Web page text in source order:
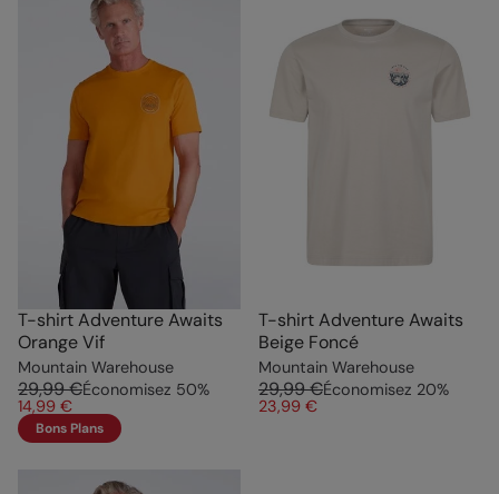
T-shirt Adventure Awaits
Orange Vif
Mountain Warehouse
29,99 €Économisez 50%
14,99 €
Bons Plans
T-shirt Adventure Awaits
Beige Foncé
Mountain Warehouse
29,99 €Économisez 20%
23,99 €